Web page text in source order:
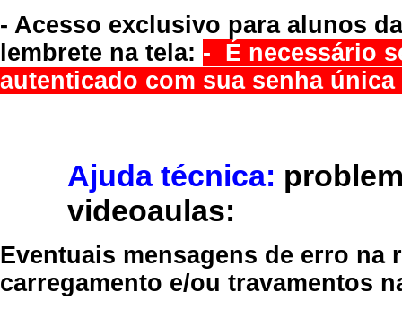
- Acesso exclusivo para alunos
lembrete na tela: - É necessário
autenticado com sua senha
Ajuda técnica:
videoaulas:
Eventuais mensagens de erro
carregamento e/ou travamentos